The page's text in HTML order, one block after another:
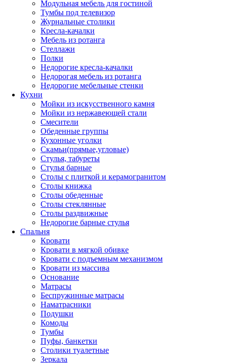
Модульная мебель для гостиной
Тумбы под телевизор
Журнальные столики
Кресла-качалки
Мебель из ротанга
Стеллажи
Полки
Недорогие кресла-качалки
Недорогая мебель из ротанга
Недорогие мебельные стенки
Кухни
Мойки из искусственного камня
Мойки из нержавеющей стали
Смесители
Обеденные группы
Кухонные уголки
Скамьи(прямые,угловые)
Стулья, табуреты
Стулья барные
Столы с плиткой и керамогранитом
Столы книжка
Столы обеденные
Столы стеклянные
Столы раздвижные
Недорогие барные стулья
Спальня
Кровати
Кровати в мягкой обивке
Кровати с подъемным механизмом
Кровати из массива
Основание
Матрасы
Беспружинные матрасы
Наматрасники
Подушки
Комоды
Тумбы
Пуфы, банкетки
Столики туалетные
Зеркала